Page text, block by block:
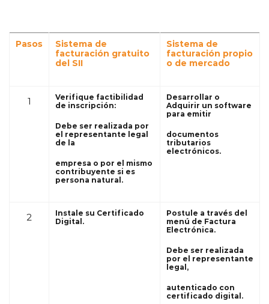
Pasos
Sistema de
facturación gratuito
del SII
Sistema de
facturación propio
o de mercado
1
Verifique factibilidad
de inscripción:
Debe ser realizada por
el representante legal
de la
empresa o por el mismo
contribuyente si es
persona natural.
Desarrollar o
Adquirir un software
para emitir
documentos
tributarios
electrónicos.
2
Instale su Certificado
Digital.
Postule a través del
menú de Factura
Electrónica.
Debe ser realizada
por el representante
legal,
autenticado con
certificado digital.